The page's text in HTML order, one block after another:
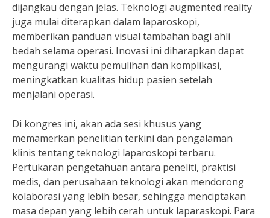
dijangkau dengan jelas. Teknologi augmented reality
juga mulai diterapkan dalam laparoskopi,
memberikan panduan visual tambahan bagi ahli
bedah selama operasi. Inovasi ini diharapkan dapat
mengurangi waktu pemulihan dan komplikasi,
meningkatkan kualitas hidup pasien setelah
menjalani operasi.
Di kongres ini, akan ada sesi khusus yang
memamerkan penelitian terkini dan pengalaman
klinis tentang teknologi laparoskopi terbaru.
Pertukaran pengetahuan antara peneliti, praktisi
medis, dan perusahaan teknologi akan mendorong
kolaborasi yang lebih besar, sehingga menciptakan
masa depan yang lebih cerah untuk laparaskopi. Para